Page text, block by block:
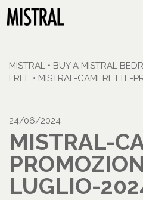
MISTRAL • BUY A MISTRAL
FREE • MISTRAL-CAMERETTE-
24/06/2024
MISTRAL-
LUGLIO-